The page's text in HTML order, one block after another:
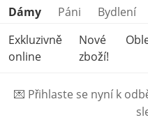
Přeskočit kategorie
Dámy Páni
Bydlení
Exkluzivně
online
Nové
zboží!
💌 Přihlaste se nyní k